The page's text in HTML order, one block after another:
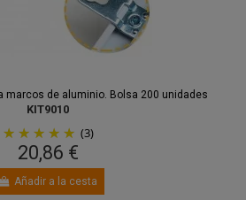
marcos de aluminio. Bolsa 200 unidades
KIT9010
(3)
20,86 €
Añadir a la cesta